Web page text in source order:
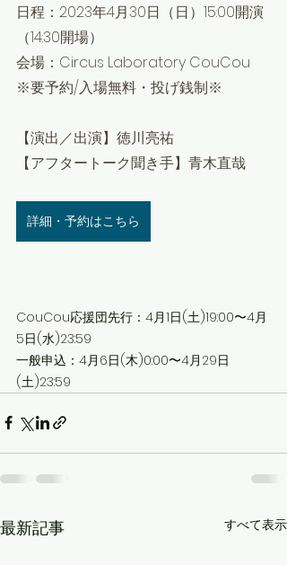
日程：2023年4月30日（日）15:00開演
（14:30開場）
会場：Circus Laboratory CouCou
※要予約/入場無料・投げ銭制※
【演出／出演】徳川亮祐
【アフタートーク聞き手】青木直哉
詳細・予約はこちら
CouCou応援団先行：4月1日(土)19:00〜4月
5日(水)23:59
一般申込：4月6日(木)0:00〜4月29日
(土)23:59
最新記事 すべて表示